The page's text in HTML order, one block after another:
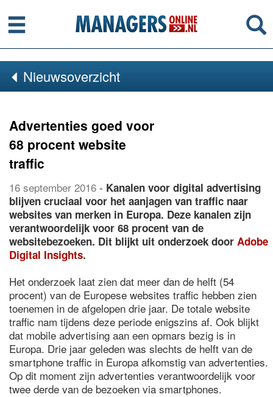
Menu
Nieuwsoverzicht
Advertenties goed voor
68 procent website
traffic
16 september 2016 - Kanalen voor digital advertising
blijven cruciaal voor het aanjagen van traffic naar
websites van merken in Europa. Deze kanalen zijn
verantwoordelijk voor 68 procent van de
websitebezoeken. Dit blijkt uit onderzoek door Adobe
Digital Insights.
Het onderzoek laat zien dat meer dan de helft (54
procent) van de Europese websites traffic hebben zien
toenemen in de afgelopen drie jaar. De totale website
traffic nam tijdens deze periode enigszins af. Ook blijkt
dat mobile advertising aan een opmars bezig is in
Europa. Drie jaar geleden was slechts de helft van de
smartphone traffic in Europa afkomstig van advertenties.
Op dit moment zijn advertenties verantwoordelijk voor
twee derde van de bezoeken via smartphones.